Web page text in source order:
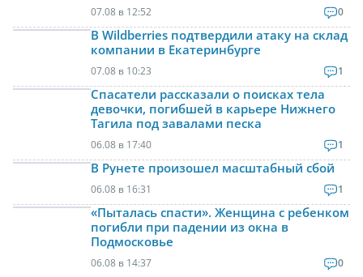
07.08 в 12:52 0
В Wildberries подтвердили атаку на склад
компании в Екатеринбурге
07.08 в 10:23 1
Спасатели рассказали о поисках тела
девочки, погибшей в карьере Нижнего
Тагила под завалами песка
06.08 в 17:40 1
В Рунете произошел масштабный сбой
06.08 в 16:31 1
«Пыталась спасти». Женщина с ребенком
погибли при падении из окна в
Подмосковье
06.08 в 14:37 0